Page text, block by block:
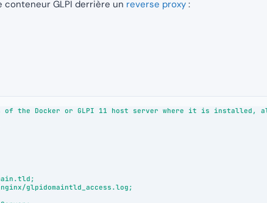
conteneur GLPI derrière un reverse proxy :
of the Docker or GLPI 11 host server where it is installed,